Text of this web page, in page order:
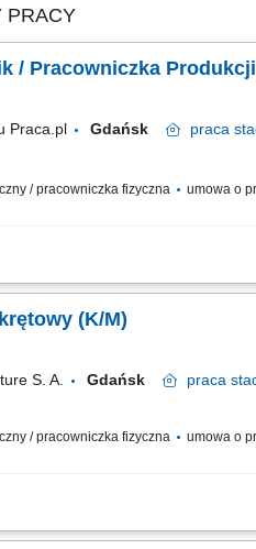
PRACY
/ Pracowniczka
Praca.pl Gdańsk praca
/ pracowniczka fizyczna umowa o
drewnianych wykorzystywanych
(K/M)
S. A. Gdańsk praca
/ pracowniczka fizyczna umowa o
Prefabrykacja i montaż zabudowy